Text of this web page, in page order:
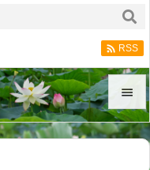


メニュ
 RSS